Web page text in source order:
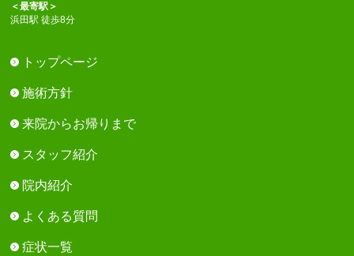
＜最寄駅＞
浜田駅 徒歩8分
トップページ
施術方針
来院からお帰りまで
スタッフ紹介
院内紹介
よくある質問
症状一覧